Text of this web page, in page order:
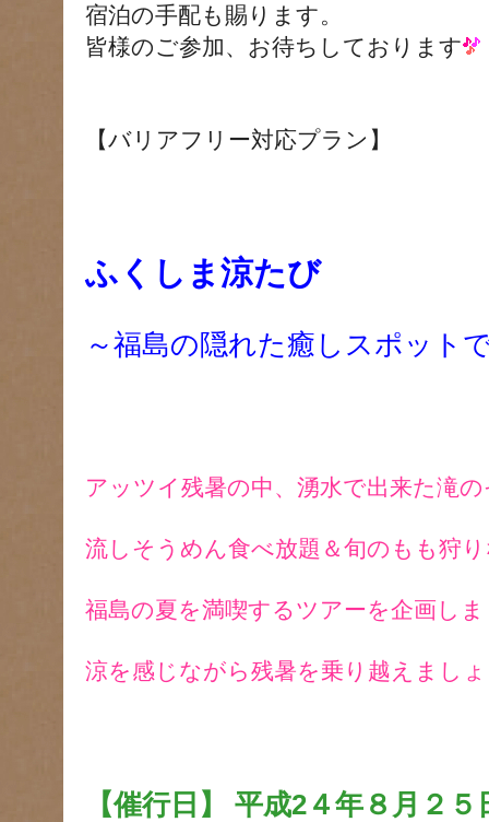
宿泊の手配も賜ります。
皆様のご参加、お待ちしております
【バリアフリー対応プラン】
ふくしま涼たび
～福島の隠れた癒しスポット
アッツイ残暑の中、湧水で出来た滝
流しそうめん食べ放題＆旬のもも狩
福島の夏を満喫するツアーを企画し
涼を感じながら残暑を乗り越えまし
【催行日】 平成2４年８月２